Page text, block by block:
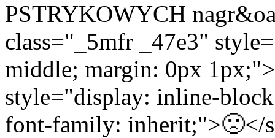
PSTRYKOWYCH
class="_5mfr _47e3"
middle; margin: 0px
style="display: inline-
font-family: inherit;">🙁</